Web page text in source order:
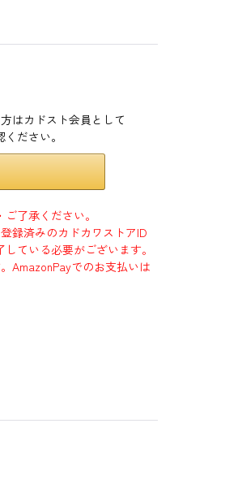
はカドスト会員として
ださい。
了承ください。
録済みのカドカワストアID
ている必要がございます。
AmazonPayでのお支払いは